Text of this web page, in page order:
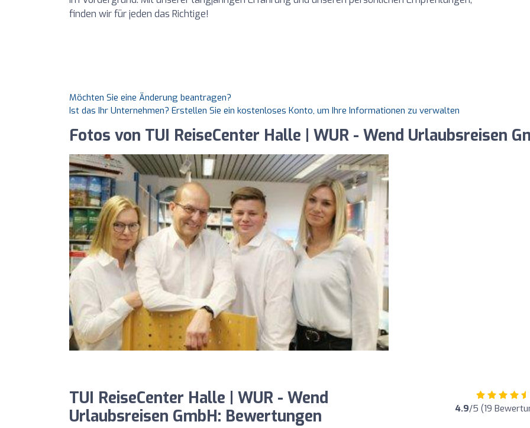
finden wir für jeden das Richtige!
Möchten Sie eine Änderung beantragen?
Ist das Ihr Unternehmen? Erstellen Sie ein kostenloses Konto, um Ihre Informationen zu verwalten
Fotos von TUI ReiseCenter Halle | WUR - Wend Urlaubsreisen
TUI ReiseCenter Halle | WUR - Wend
Urlaubsreisen GmbH: Bewertungen
4.9/5 (19